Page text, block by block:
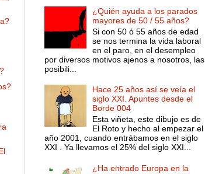
¿Quién ayuda a los parados
mayores de 50 / 55 años?
Si con 50 ó 55 años de edad
se nos termina la vida laboral
en el paro, en el desempleo
por diversos motivos ajenos a nosotros, las
posibili...
Hace 25 años así se veía el
siglo XXI. Apuntes desde el
Borde 004
Esta viñeta, este dibujo es de
El Roto y hecho al empezar el
año 2001, cuando entrábamos en el siglo
XXI . Ya llevamos el 25% del siglo XXI...
¿Ha entrado Europa en la